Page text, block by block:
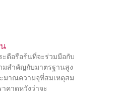
ะตือรือร้นที่จะร่วมมือกับ
มสําคัญกับมาตรฐานสูง
มาณความจุที่สมเหตุสม
คาดหวังว่าจะ